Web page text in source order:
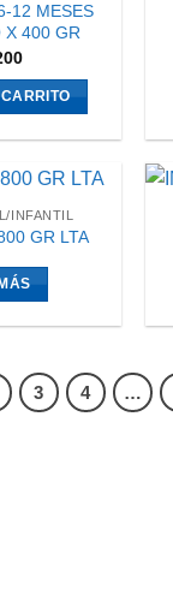
12 MESES
X 400 GR
INFANTIL
GR LTA
3 4 …